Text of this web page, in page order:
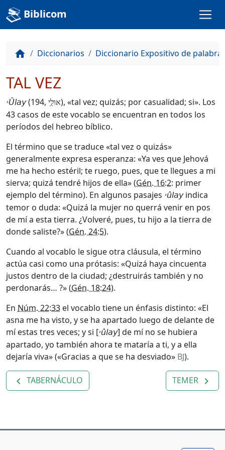
Biblicom
home Diccionarios Diccionario Expositivo de
TAL VEZ
˒Ûlay(194, אולַַי), «tal vez; quizás; por casualidad; si». Los
43 casos de este vocablo se encuentran en todos los
períodos del hebreo bíblico.
El término que se traduce «tal vez o quizás»
generalmente expresa esperanza: «Ya ves que Jehová
me ha hecho estéril; te ruego, pues, que te llegues a mi
sierva; quizá tendré hijos de ella» (Gén. 16:2: primer
ejemplo del término). En algunos pasajes ˒ûlayindica
temor o duda: «Quizá la mujer no querrá venir en pos
de mí a esta tierra. ¿Volveré, pues, tu hijo a la tierra de
donde saliste?» (Gén. 24:5).
Cuando al vocablo le sigue otra cláusula, el término
actúa casi como una prótasis: «Quizá haya cincuenta
justos dentro de la ciudad; ¿destruirás también y no
perdonarás… ?» (Gén. 18:24).
En Núm. 22:33 el vocablo tiene un énfasis distinto: «El
asna me ha visto, y se ha apartado luego de delante de
mí estas tres veces; y si [˒ûlay] de mí no se hubiera
apartado, yo también ahora te mataría a ti, y a ella
dejaría viva» («Gracias a que se ha desviado» BJ).
navigate_before TABERNÁCULO TEMER navigate_next